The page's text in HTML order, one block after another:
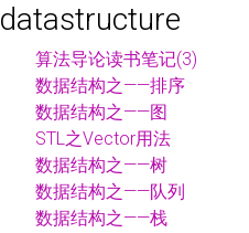
datastructure
算法导论读书笔记(3)
数据结构之——排序
数据结构之——图
STL之Vector用法
数据结构之——树
数据结构之——队列
数据结构之——栈